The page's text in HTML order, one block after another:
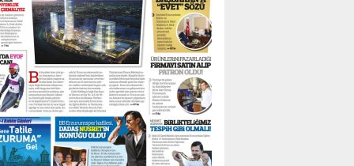
17 Şubat 2026 SalıOrhan BOZKURT
Bir fotoğraf, bir şehir, bir
gazeteci… Dizginler kimin
elinde?
31 Mart 2026 Salı
A. Berhan Yılmaz
BİR BÖLÜM DEĞİL, BİR ÖMÜR
SEÇİYORSUNUZ… “NEDEN
ATATÜRK ÜNİVERSİTESİ?”
28 Temmuz 2026 Salı
Ahmet Gökhan YAZICI